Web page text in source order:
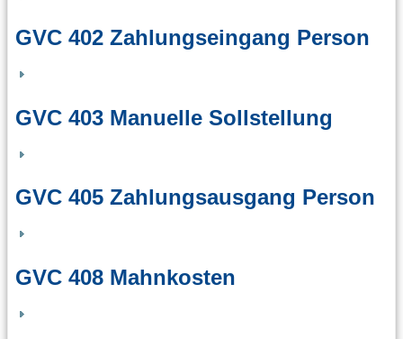
GVC 402 Zahlungseingang Person
GVC 403 Manuelle Sollstellung
GVC 405 Zahlungsausgang Person
GVC 408 Mahnkosten